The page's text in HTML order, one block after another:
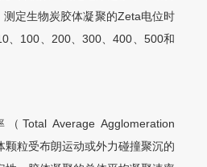
定生物炭胶体凝聚的Zeta电位时
、100、200、300、400、500和
Total Average Agglomeration
颗粒受布朗运动或外力碰撞聚沉的